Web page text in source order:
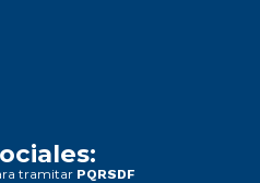
tramitar PQRSDF